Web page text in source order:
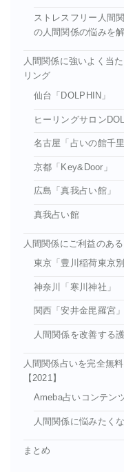
ストレスフリー人間
の人間関係の悩みを
人間関係に強いよく当
リング
仙台「DOLPHIN」
ヒーリングサロン
名古屋「占いの館千里
京都「Key&Door」
広島「真我占い館」
真我占い館
人間関係にご利益のあ
東京「豊川稲荷東京別
神奈川「寒川神社」
関西「安井金毘羅宮」
人間関係を改善する
人間関係占いを完全無
【2021】
Ameba占いコンテン
人間関係に悩みたく
まとめ